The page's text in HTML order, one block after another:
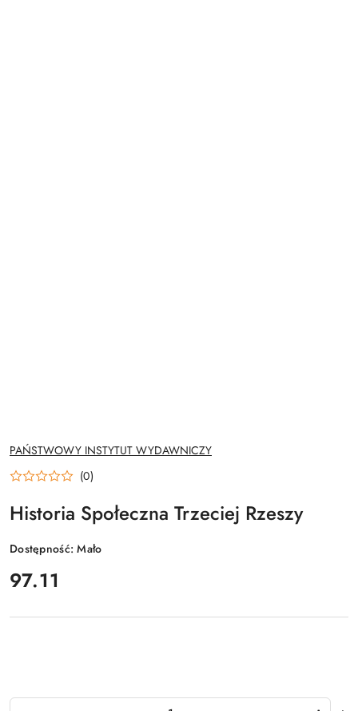
NAZWA
PRODUCENTA:
PAŃSTWOWY INSTYTUT WYDAWNICZY
(0)
Historia Społeczna Trzeciej Rzeszy
Dostępność:Mało
cena:
97.11